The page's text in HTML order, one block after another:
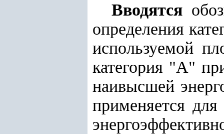
Вводятся
определения
используемой
категория "А"
наивысшей
применяется